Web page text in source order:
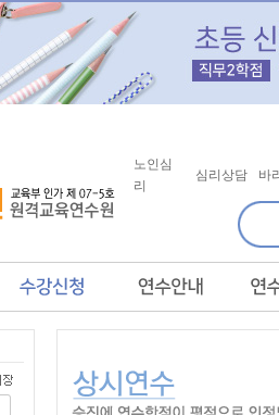
노인심
리
심리상담 바